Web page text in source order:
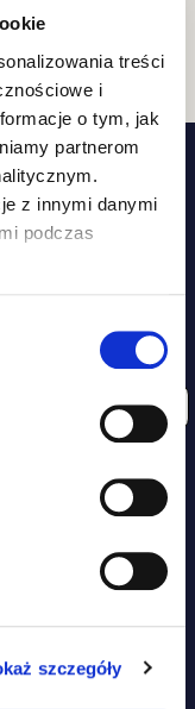
treści
i
o tym, jak
partnerom
z innymi danymi
podczas
szczegóły
KUP TERAZ